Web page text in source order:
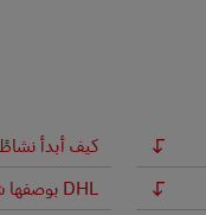
كيف أبدأ
DHL بوصفها شريكك في الخدمات اللوجستية